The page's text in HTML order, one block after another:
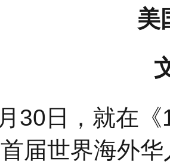
美
30日，就在
届世界海外